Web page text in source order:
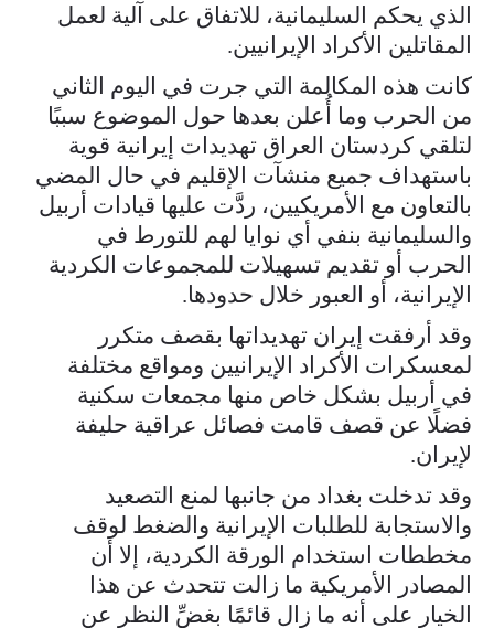
الذي يحكم السليمانية، للاتفاق على آلية لعمل
المقاتلين الأكراد الإيرانيين.
كانت هذه المكالمة التي جرت في اليوم الثاني
من الحرب وما أُعلن بعدها حول الموضوع سببًا
لتلقي كردستان العراق تهديدات إيرانية قوية
باستهداف جميع منشآت الإقليم في حال المضي
بالتعاون مع الأمريكيين، ردَّت عليها قيادات أربيل
والسليمانية بنفي أي نوايا لهم للتورط في
الحرب أو تقديم تسهيلات للمجموعات الكردية
الإيرانية، أو العبور خلال حدودها.
وقد أرفقت إيران تهديداتها بقصف متكرر
لمعسكرات الأكراد الإيرانيين ومواقع مختلفة
في أربيل بشكل خاص منها مجمعات سكنية
فضلًا عن قصف قامت فصائل عراقية حليفة
لإيران.
وقد تدخلت بغداد من جانبها لمنع التصعيد
والاستجابة للطلبات الإيرانية والضغط لوقف
مخططات استخدام الورقة الكردية، إلا أن
المصادر الأمريكية ما زالت تتحدث عن هذا
الخيار على أنه ما زال قائمًا بغضِّ النظر عن